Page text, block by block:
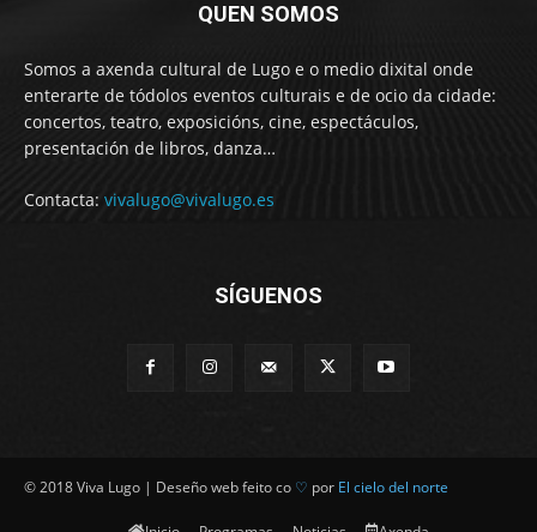
QUEN SOMOS
Somos a axenda cultural de Lugo e o medio dixital onde
enterarte de tódolos eventos culturais e de ocio da cidade:
concertos, teatro, exposicións, cine, espectáculos,
presentación de libros, danza…
Contacta: vivalugo@vivalugo.es
SÍGUENOS
© 2018 Viva Lugo | Deseño web feito co ♡ por El cielo del norte